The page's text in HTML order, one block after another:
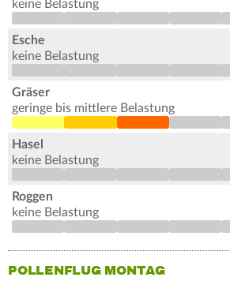
keine Belastung
Esche
keine Belastung
Gräser
geringe bis mittlere Belastung
Hasel
keine Belastung
Roggen
keine Belastung
POLLENFLUG MONTAG